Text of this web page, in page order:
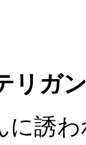
リガ
に誘